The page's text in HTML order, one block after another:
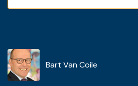
Bart Van Coile